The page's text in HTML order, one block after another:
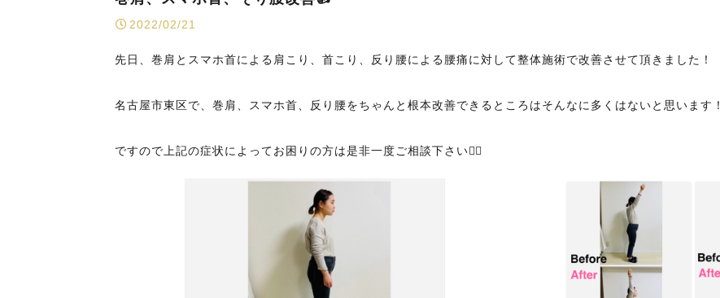
2022/02/21
先日、巻肩とスマホ首による肩こり、首こり、反り腰による腰痛に対して整体施術で改善させて頂きました！
名古屋市東区で、巻肩、スマホ首、反り腰をちゃんと根本改善できるところはそんなに多くはないと思います！
ですので上記の症状によってお困りの方は是非一度ご相談下さい🙇‍♂️